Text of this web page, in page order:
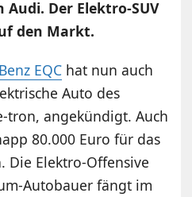
Der Elektro-SUV
den Markt.
EQC hat nun auch
Auto des
tron, angekündigt. Auch
80.000 Euro für das
Die Elektro-Offensive
Autobauer fängt im